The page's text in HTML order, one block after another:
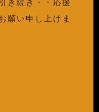
願い申し上げま